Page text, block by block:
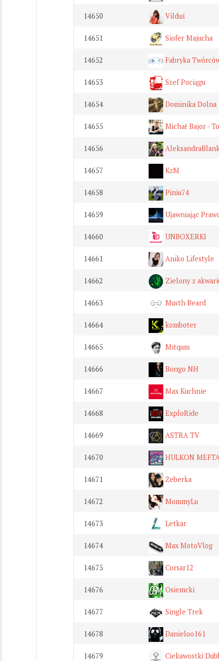
14650 Vilduś
14651 Siofer Majucha
14652 Fabryka
14653 Szef Pociągu
14654 Dominika Dolna
14655 Michał Bajor -
14656
14657 KzM
14658 Piniu74
14659 Ujawniając
14660 UNBOXERKI
14661 Aniko Lifestyle
14662 Zielony z
14663 Musth Beard
14664 komboter
14665 Mitqum
14666 Bongo NH
14667 Max Kuchnie
14668 ExploRide
14669 ASTRA TV
14670 HULKON
14671 Żeberka
14672 MommyLu
14673 Letkar
14674 Max MotoVlog
14675 Corsar12
14676 Osiemcki
14677 Single Trek
14678 Danieloo161
14679 Ciekawostki